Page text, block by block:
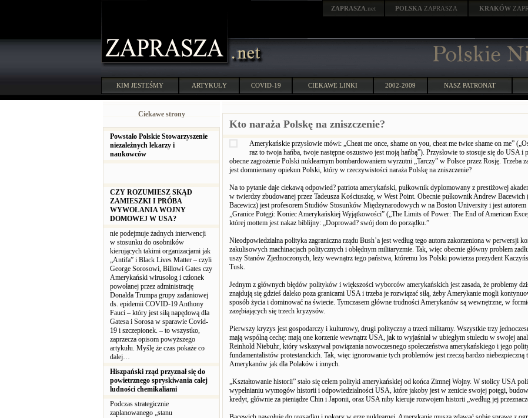
ZAPRASZA .net POLSKA ZAPRASZA KRAKÓW
KIM JESTEŚMY ARTYKUŁY COVID-19 CIEKAWE LINKI 2002-2009 NASZ PATRONAT
Ciekawe strony
Powstało Polskie Stowarzyszenie
niezależnych lekarzy i
naukowców
CZY ROZUMIESZ SKĄD
ZAMIESZKI I PRÓBA
WYWOŁANIA WOJNY
DOMOWEJ W USA?
nie podejmuje żadnych interwencji
w stosunku do osobników
kierujących takimi organizacjami jak
„Antifa” i Black Lives Matter – czyli
George Sorosowi, Billowi Gates czy
Amerykański wirusolog i członek
powołanej przez administrację
Donalda Trumpa grupy zadaniowej
ds. epidemii COVID-19 Anthony
Fauci – który jest siłą napędową dla
Gatesa i Sorosa w sparawie Covid-
19 i szczepionek. – to wszystko,
zaprzecza opisom powyższego
artykułu. Myślę że czas pokaże co
dalej…
Hiszpański rząd przyznał się do
powietrznego spryskiwania całej
ludności chemikaliami
Podczas strategicznie
zaplanowanego „stanu
Kto naraża Polskę na zniszczenie?
Amerykańskie przysłowie mówi: „Cheat me once, shame on you, cheat me twice shame on me”
raz to twoja hańba, twoje następne oszustwo jest moją hańbą”). Przysłowie to stosuje się do USA i
obecne zagrożenie Polski nuklearnym bombardowaniem wyrzutni „Tarczy” w Polsce przez Rosję. Trzeba
jest domniemany opiekun Polski, który w rzeczywistości naraża Polskę na zniszczenie?
Na to pytanie daje ciekawą odpowied? patriota amerykański, pułkownik dyplomowany z prestiżowej
w twierdzy zbudowanej przez Tadeusza Kościuszkę, w West Point. Obecnie pułkownik Andrew
Bacewicz) jest profesorem Studiów Stosunków Międzynarodowych w na Boston University i jest autorem
„Granice Potęgi: Koniec Amerykańskiej Wyjątkowości” („The Limits of Power: The End of American
której mottem jest nakaz biblijny: „Doprowad? swój dom do porządku.”
Nieodpowiedzialna polityka zagraniczna rządu Bush’a jest według tego autora zakorzeniona w perwersji
zakulisowych machinacjach politycznych i obłędnym militaryzmie. Tak, więc obecnie główny problem
uszy Stanów Zjednoczonych, leży wewnątrz tego państwa, któremu los Polski powierza prezydent
Tusk.
Jednym z głównych błędów polityków i większości wyborców amerykańskich jest zasada, że problemy
znajdują się gdzieś daleko poza granicami USA i trzeba je rozwiązać siłą, żeby Amerykanie mogli
sposób życia i dominować na świecie. Tymczasem główne trudności Amerykanów są wewnętrzne, w
zazębiających się trzech kryzysów.
Pierwszy kryzys jest gospodarczy i kulturowy, drugi polityczny a trzeci militarny. Wszystkie trzy
mają wspólną cechę: mają one korzenie wewnątrz USA, jak to wyjaśniał w ubiegłym stuleciu w swojej
Reinhold Niebuhr, który wskazywał powiązania nowoczesnego społeczeństwa amerykańskiego i jego
fundamentalistów protestanckich. Tak, więc ignorowanie tych problemów jest rzeczą bardzo niebezpieczną
Amerykanów jak dla Polaków i innych.
„Kształtowanie historii” stało się celem polityki amerykańskiej od końca Zimnej Wojny. W stolicy USA
wypełnianiu wymogów historii i odpowiedzialności USA, które jakoby jest w zenicie swojej potęgi,
kredyt, głównie za pieniądze Chin i Japonii, oraz USA niby kieruje rozwojem historii „według jej